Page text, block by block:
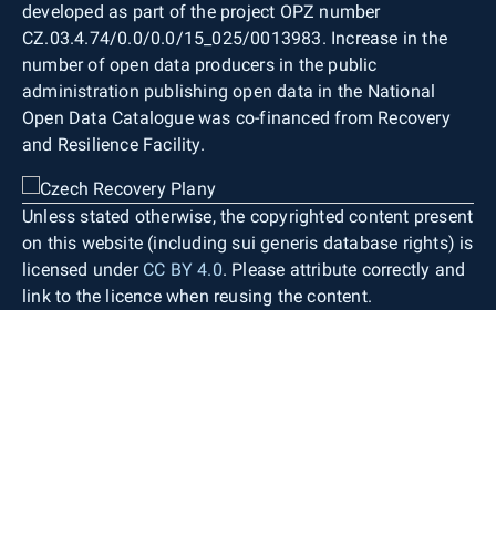
developed as part of the project OPZ number
CZ.03.4.74/0.0/0.0/15_025/0013983. Increase in the
number of open data producers in the public
administration publishing open data in the National
Open Data Catalogue was co-financed from Recovery
and Resilience Facility.
Unless stated otherwise, the copyrighted content present
on this website (including sui generis database rights) is
licensed under CC BY 4.0. Please attribute correctly and
link to the licence when reusing the content.